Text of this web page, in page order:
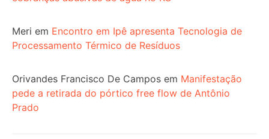
Meri em Encontro em Ipê apresenta Tecnologia de
Processamento Térmico de Resíduos
Orivandes Francisco De Campos em Manifestação
pede a retirada do pórtico free flow de Antônio
Prado